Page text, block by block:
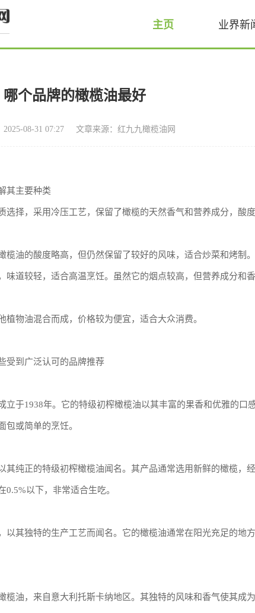
主页 业界新
哪个品牌的橄榄油最好
08-31 07:27 文章来源：红九九橄榄油网
其主要种类
选择，采用冷压工艺，保留了橄榄的天然香气和营养成分，酸
油的酸度略高，但仍然保留了较好的风味，适合炒菜和烤制。
味道较轻，适合高温烹饪。虽然它的烟点较高，但营养成分和
物油混合而成，价格较为便宜，适合大众消费。
受到广泛认可的品牌推荐
立于1938年。它的特级初榨橄榄油以其丰富的果香和优雅的口
包或简单的烹饪。
其纯正的特级初榨橄榄油闻名。其产品通常选用新鲜的橄榄，
以下，非常适合生吃。
以其独特的生产工艺而闻名。它的橄榄油通常在阳光充足的地
榄油，来自意大利托斯卡纳地区。其独特的风味和香气使其成